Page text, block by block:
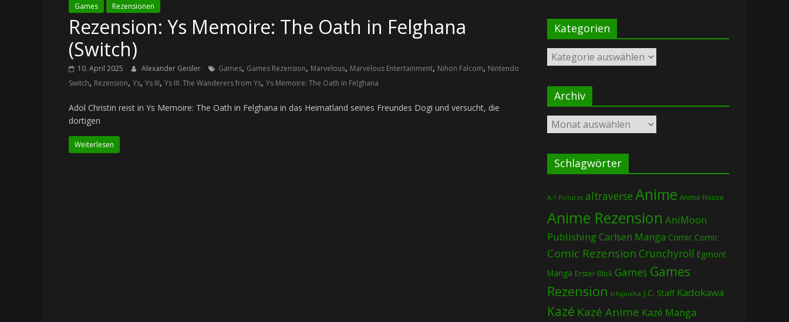
Games Rezensionen
Rezension: Ys Memoire: The Oath in Felghana
(Switch)
10. April 2025 Alexander Geisler Games, Games Rezension, Marvelous, Marvelous Entertainment, Nihon Falcom, Nintendo
Switch, Rezension, Ys, Ys III, Ys III: The Wanderers from Ys, Ys Memoire: The Oath in Felghana
Adol Christin reist in Ys Memoire: The Oath in Felghana in das Heimatland seines Freundes Dogi und versucht, die
dortigen
Weiterlesen
Kategorien
Kategorien
Archiv
Archiv
Schlagwörter
A-1 Pictures altraverse Anime Anime House
Anime Rezension AniMoon
PublishingCarlsen Manga Comic Comic
Comic Rezension Crunchyroll Egmont
Manga Erster Blick Games Games
Rezension Ichijinsha J.C. Staff Kadokawa
Kazé Kazé Anime Kazé Manga